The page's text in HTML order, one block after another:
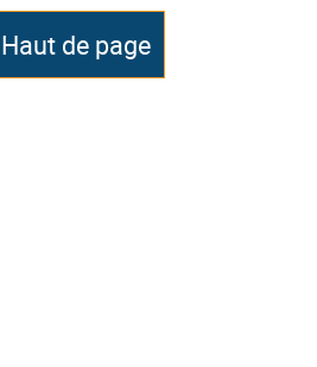
Retourner
en
Haut de page